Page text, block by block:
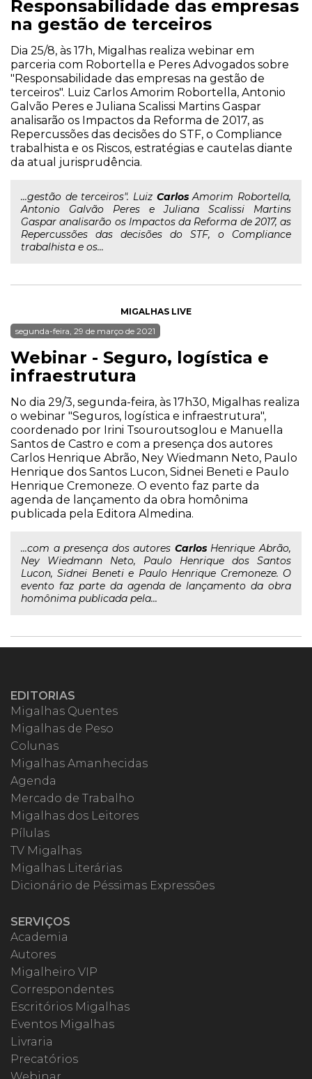
Responsabilidade das empresas
na gestão de terceiros
Dia 25/8, às 17h, Migalhas realiza webinar em
parceria com Robortella e Peres Advogados sobre
"Responsabilidade das empresas na gestão de
terceiros". Luiz Carlos Amorim Robortella, Antonio
Galvão Peres e Juliana Scalissi Martins Gaspar
analisarão os Impactos da Reforma de 2017, as
Repercussões das decisões do STF, o Compliance
trabalhista e os Riscos, estratégias e cautelas diante
da atual jurisprudência.
...gestão de terceiros". Luiz CarlosAmorim Robortella,
Antonio Galvão Peres e Juliana Scalissi Martins
Gaspar analisarão os Impactos da Reforma de 2017, as
Repercussões das decisões do STF, o Compliance
trabalhista e os...
MIGALHAS LIVE
segunda-feira, 29 de março de 2021
Webinar - Seguro, logística e
infraestrutura
No dia 29/3, segunda-feira, às 17h30, Migalhas realiza
o webinar "Seguros, logística e infraestrutura",
coordenado por Irini Tsouroutsoglou e Manuella
Santos de Castro e com a presença dos autores
Carlos Henrique Abrão, Ney Wiedmann Neto, Paulo
Henrique dos Santos Lucon, Sidnei Beneti e Paulo
Henrique Cremoneze. O evento faz parte da
agenda de lançamento da obra homônima
publicada pela Editora Almedina.
...com a presença dos autores CarlosHenrique Abrão,
Ney Wiedmann Neto, Paulo Henrique dos Santos
Lucon, Sidnei Beneti e Paulo Henrique Cremoneze. O
evento faz parte da agenda de lançamento da obra
homônima publicada pela...
EDITORIAS
Migalhas Quentes
Migalhas de Peso
Colunas
Migalhas Amanhecidas
Agenda
Mercado de Trabalho
Migalhas dos Leitores
Pílulas
TV Migalhas
Migalhas Literárias
Dicionário de Péssimas Expressões
SERVIÇOS
Academia
Autores
Migalheiro VIP
Correspondentes
Escritórios Migalhas
Eventos Migalhas
Livraria
Precatórios